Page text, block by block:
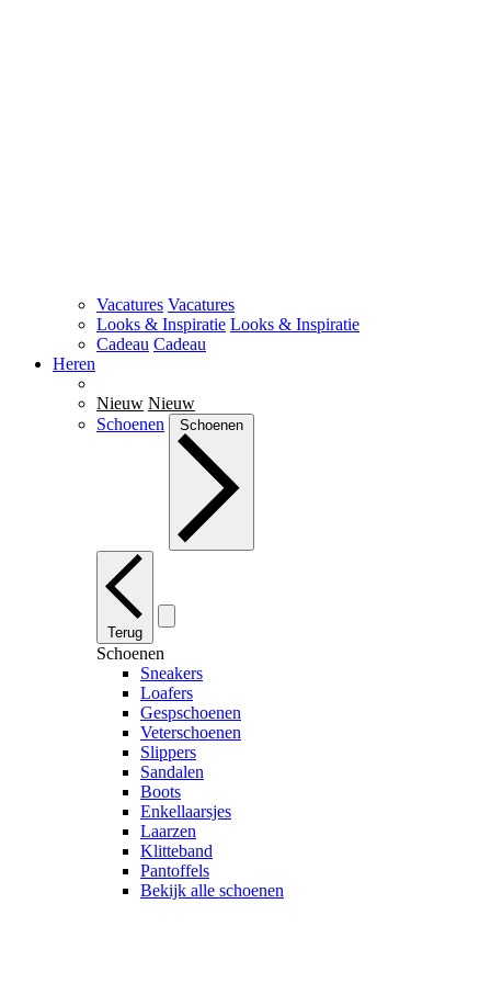
Vacatures Vacatures
Looks & Inspiratie Looks & Inspiratie
Cadeau Cadeau
Heren
Nieuw Nieuw
Schoenen
Schoenen
Terug
Schoenen
Sneakers
Loafers
Gespschoenen
Veterschoenen
Slippers
Sandalen
Boots
Enkellaarsjes
Laarzen
Klitteband
Pantoffels
Bekijk alle schoenen